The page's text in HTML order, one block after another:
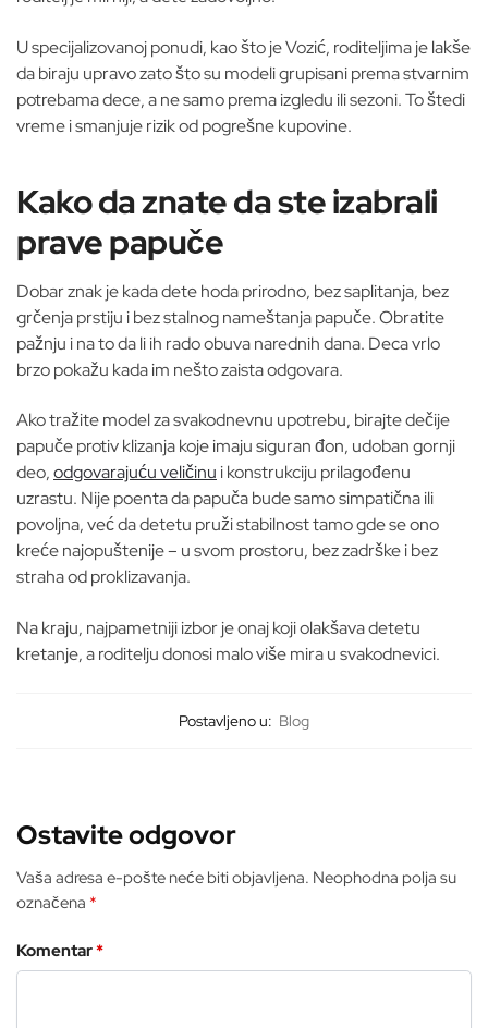
U specijalizovanoj ponudi, kao što je Vozić, roditeljima je lakše
da biraju upravo zato što su modeli grupisani prema stvarnim
potrebama dece, a ne samo prema izgledu ili sezoni. To štedi
vreme i smanjuje rizik od pogrešne kupovine.
Kako da znate da ste izabrali
prave papuče
Dobar znak je kada dete hoda prirodno, bez saplitanja, bez
grčenja prstiju i bez stalnog nameštanja papuče. Obratite
pažnju i na to da li ih rado obuva narednih dana. Deca vrlo
brzo pokažu kada im nešto zaista odgovara.
Ako tražite model za svakodnevnu upotrebu, birajte dečije
papuče protiv klizanja koje imaju siguran đon, udoban gornji
deo,odgovarajuću veličinu i konstrukciju prilagođenu
uzrastu. Nije poenta da papuča bude samo simpatična ili
povoljna, već da detetu pruži stabilnost tamo gde se ono
kreće najopuštenije – u svom prostoru, bez zadrške i bez
straha od proklizavanja.
Na kraju, najpametniji izbor je onaj koji olakšava detetu
kretanje, a roditelju donosi malo više mira u svakodnevici.
Postavljeno u: Blog
Ostavite odgovor
Vaša adresa e-pošte neće biti objavljena. Neophodna polja su
označena *
Komentar*